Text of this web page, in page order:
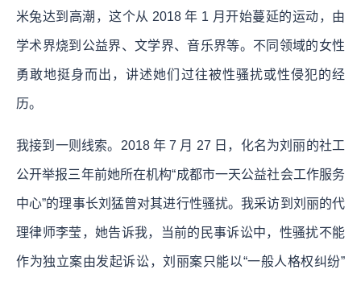
米兔达到高潮，这个从 2018 年 1 月开始蔓延的运动，由
学术界烧到公益界、文学界、音乐界等。不同领域的女性
勇敢地挺身而出，讲述她们过往被性骚扰或性侵犯的经
历。
我接到一则线索。2018 年 7 月 27 日，化名为刘丽的社工
公开举报三年前她所在机构“成都市一天公益社会工作服务
中心”的理事长刘猛曾对其进行性骚扰。我采访到刘丽的代
理律师李莹，她告诉我，当前的民事诉讼中，性骚扰不能
作为独立案由发起诉讼，刘丽案只能以“一般人格权纠纷”